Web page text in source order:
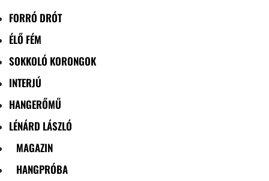
FORRÓ DRÓT
ÉLŐ FÉM
SOKKOLÓ KORONGOK
INTERJÚ
HANGERŐMŰ
LÉNÁRD LÁSZLÓ
MAGAZIN
HANGPRÓBA